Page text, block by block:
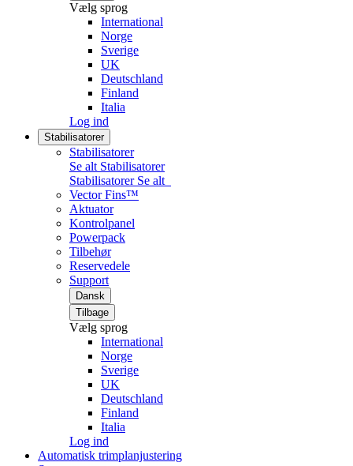
Vælg sprog
International
Norge
Sverige
UK
Deutschland
Finland
Italia
Log ind
Stabilisatorer
Stabilisatorer
Se alt Stabilisatorer
Stabilisatorer Se alt
Vector Fins™
Aktuator
Kontrolpanel
Powerpack
Tilbehør
Reservedele
Support
Dansk
Tilbage
Vælg sprog
International
Norge
Sverige
UK
Deutschland
Finland
Italia
Log ind
Automatisk trimplanjustering